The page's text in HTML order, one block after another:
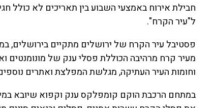
חבילת אירוח באמצעי השבוע בין תאריכים לא כולל
ל"עיר הקרח".
מעיר קרח מרהיבה הכוללת פסלי ענק של מונומנטים
וחומות העיר העתיקה, מגלשת המפלצת ואתרים